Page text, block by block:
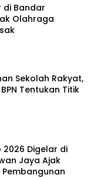
di Bandar
Olahraga
Sekolah Rakyat,
Tentukan Titik
Digelar di
Jaya Ajak
Pembangunan